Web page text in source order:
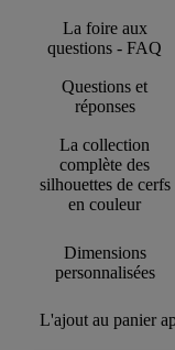
La foire aux
questions - FAQ
Questions et
réponses
La collection
complète des
silhouettes de cerfs
en couleur
Dimensions
personnalisées
L'ajout au panier